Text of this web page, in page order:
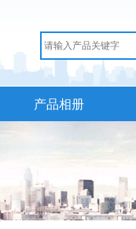
产品相册